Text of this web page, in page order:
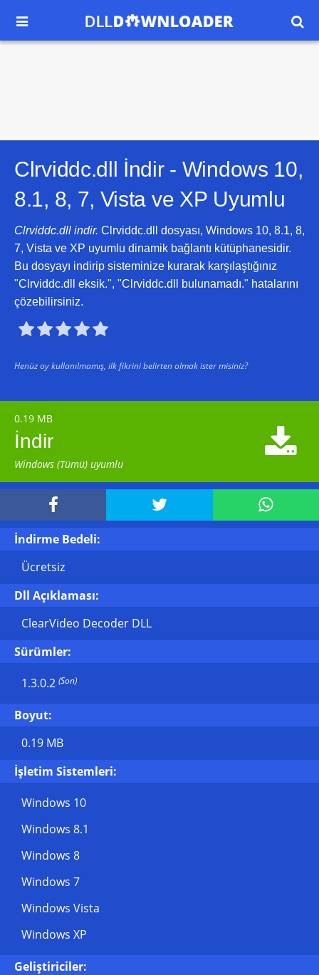
 
Clrviddc.dll İndir - Windows 10,
8.1, 8, 7, Vista ve XP Uyumlu
Clrviddc.dll indir. Clrviddc.dll dosyası, Windows 10, 8.1, 8,
7, Vista ve XP uyumlu dinamik bağlantı kütüphanesidir.
Bu dosyayı indirip sisteminize kurarak karşılaştığınız
"Clrviddc.dll eksik.", "Clrviddc.dll bulunamadı." hatalarını
çözebilirsiniz.

Henüz oy kullanılmamış, ilk fikrini belirten olmak ister misiniz?
0.19 MB
İndir
Windows (Tümü) uyumlu

  
İndirme Bedeli:
Ücretsiz
Dll Açıklaması:
ClearVideo Decoder DLL
Sürümler:
1.3.0.2 (Son)
Boyut:
0.19 MB
İşletim Sistemleri:
Windows 10
Windows 8.1
Windows 8
Windows 7
Windows Vista
Windows XP
Geliştiriciler: